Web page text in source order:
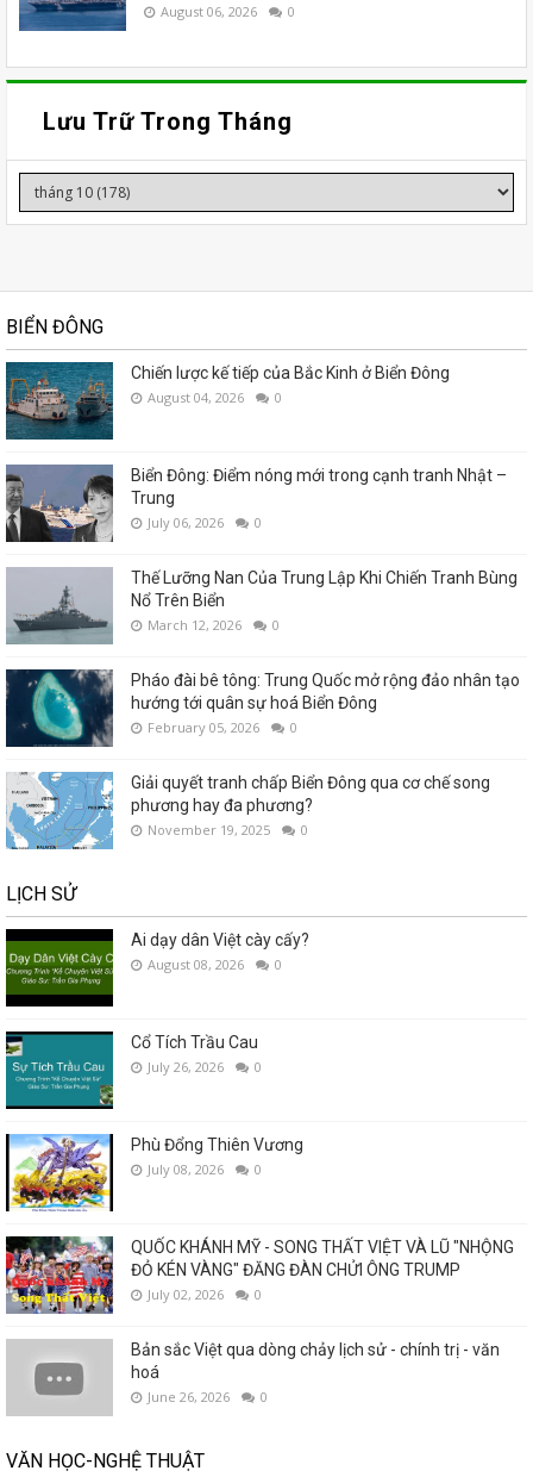
August 06, 2026 0
Lưu Trữ Trong Tháng
BIỂN ĐÔNG
Chiến lược kế tiếp của Bắc Kinh ở Biển Đông
August 04, 2026 0
Biển Đông: Điểm nóng mới trong cạnh tranh Nhật –
Trung
July 06, 2026 0
Thế Lưỡng Nan Của Trung Lập Khi Chiến Tranh Bùng
Nổ Trên Biển
March 12, 2026 0
Pháo đài bê tông: Trung Quốc mở rộng đảo nhân tạo
hướng tới quân sự hoá Biển Đông
February 05, 2026 0
Giải quyết tranh chấp Biển Đông qua cơ chế song
phương hay đa phương?
November 19, 2025 0
LỊCH SỬ
Ai dạy dân Việt cày cấy?
August 08, 2026 0
Cổ Tích Trầu Cau
July 26, 2026 0
Phù Đổng Thiên Vương
July 08, 2026 0
QUỐC KHÁNH MỸ - SONG THẤT VIỆT VÀ LŨ "NHỘNG
ĐỎ KÉN VÀNG" ĐĂNG ĐÀN CHỬI ÔNG TRUMP
July 02, 2026 0
Bản sắc Việt qua dòng chảy lịch sử - chính trị - văn
hoá
June 26, 2026 0
VĂN HỌC-NGHỆ THUẬT